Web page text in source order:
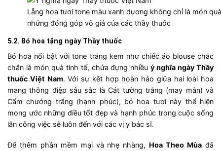
Lẵng hoa tươi tone màu xanh dương không chỉ là món
những đóng góp vô giá của các thầy thuốc
5.2. Bó hoa tặng ngày Thầy thuốc
Bó hoa nổi bật với tone trắng kem như chiếc áo blouse chắc
chắn là món quà tinh tế, chứa đựng nhiềuý nghĩa ngày Thầy
thuốc Việt Nam. Với sự kết hợp hoàn hảo giữa hai loài hoa
mang thông điệp sâu sắc là Cát tường trắng (may mắn) và
Cẩm chướng trắng (hạnh phúc), bó hoa tươi này thể hiện
mong ước những điều tốt đẹp và hạnh phúc trong cuộc sống
lẫn công việc sẽ luôn đến với các vị y bác sĩ.
Để thêm phần mềm mại và nhẹ nhàng, Hoa Theo Mùa đã